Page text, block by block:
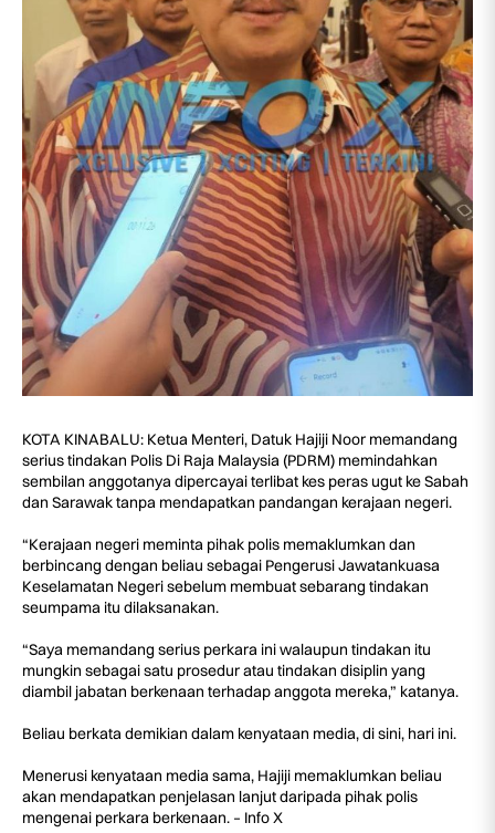
KOTA KINABALU: Ketua Menteri, Datuk Hajiji Noor memandang
serius tindakan Polis Di Raja Malaysia (PDRM) memindahkan
sembilan anggotanya dipercayai terlibat kes peras ugut ke Sabah
dan Sarawak tanpa mendapatkan pandangan kerajaan negeri.
“Kerajaan negeri meminta pihak polis memaklumkan dan
berbincang dengan beliau sebagai Pengerusi Jawatankuasa
Keselamatan Negeri sebelum membuat sebarang tindakan
seumpama itu dilaksanakan.
“Saya memandang serius perkara ini walaupun tindakan itu
mungkin sebagai satu prosedur atau tindakan disiplin yang
diambil jabatan berkenaan terhadap anggota mereka,” katanya.
Beliau berkata demikian dalam kenyataan media, di sini, hari ini.
Menerusi kenyataan media sama, Hajiji memaklumkan beliau
akan mendapatkan penjelasan lanjut daripada pihak polis
mengenai perkara berkenaan. – Info X